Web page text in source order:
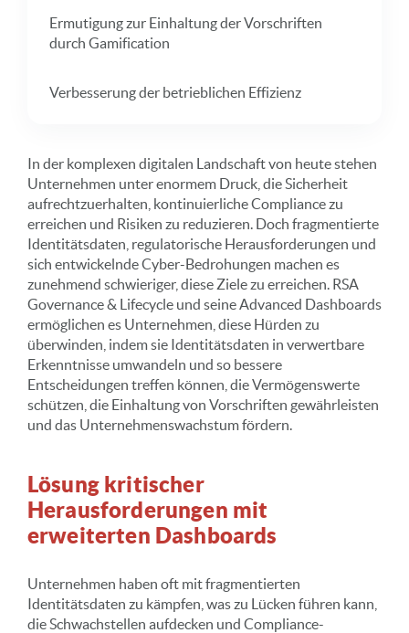
Ermutigung zur Einhaltung der Vorschriften
durch Gamification
Verbesserung der betrieblichen Effizienz
In der komplexen digitalen Landschaft von heute stehen
Unternehmen unter enormem Druck, die Sicherheit
aufrechtzuerhalten, kontinuierliche Compliance zu
erreichen und Risiken zu reduzieren. Doch fragmentierte
Identitätsdaten, regulatorische Herausforderungen und
sich entwickelnde Cyber-Bedrohungen machen es
zunehmend schwieriger, diese Ziele zu erreichen. RSA
Governance & Lifecycle und seine Advanced Dashboards
ermöglichen es Unternehmen, diese Hürden zu
überwinden, indem sie Identitätsdaten in verwertbare
Erkenntnisse umwandeln und so bessere
Entscheidungen treffen können, die Vermögenswerte
schützen, die Einhaltung von Vorschriften gewährleisten
und das Unternehmenswachstum fördern.
Lösung kritischer
Herausforderungen mit
erweiterten Dashboards
Unternehmen haben oft mit fragmentierten
Identitätsdaten zu kämpfen, was zu Lücken führen kann,
die Schwachstellen aufdecken und Compliance-